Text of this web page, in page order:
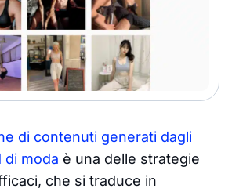
di contenuti generati dagli
di moda è una delle strategie
che si traduce in